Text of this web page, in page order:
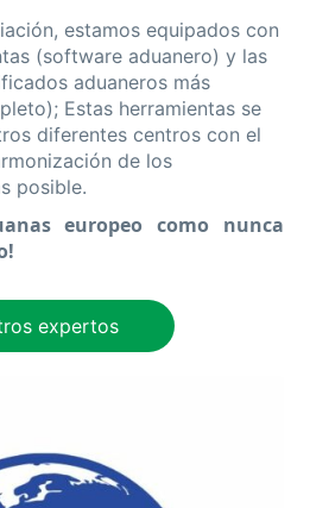
estamos equipados con
(software aduanero) y las
aduaneros más
Estas herramientas se
diferentes centros con el
de los
posible.
europeo como nunca
expertos